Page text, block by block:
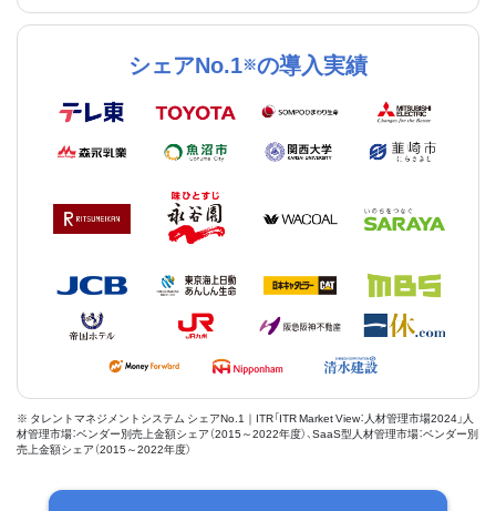
シェアNo.1※の導入実績
※ タレントマネジメントシステム シェアNo.1｜ITR「ITR Market View：人材管理市場2024」人
材管理市場：ベンダー別売上金額シェア（2015～2022年度）、SaaS型人材管理市場：ベンダー別
売上金額シェア（2015～2022年度）